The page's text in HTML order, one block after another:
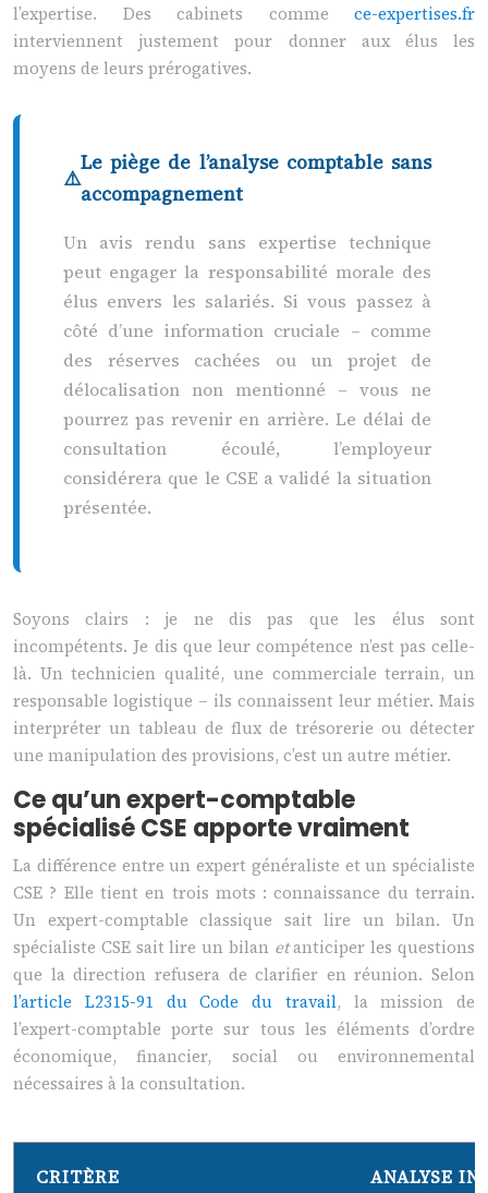
l’expertise. Des cabinets comme ce-expertises.fr
interviennent justement pour donner aux élus les
moyens de leurs prérogatives.
Le piège de l’analyse comptable sans
accompagnement
Un avis rendu sans expertise technique
peut engager la responsabilité morale des
élus envers les salariés. Si vous passez à
côté d’une information cruciale – comme
des réserves cachées ou un projet de
délocalisation non mentionné – vous ne
pourrez pas revenir en arrière. Le délai de
consultation écoulé, l’employeur
considérera que le CSE a validé la situation
présentée.
Soyons clairs : je ne dis pas que les élus sont
incompétents. Je dis que leur compétence n’est pas celle-
là. Un technicien qualité, une commerciale terrain, un
responsable logistique – ils connaissent leur métier. Mais
interpréter un tableau de flux de trésorerie ou détecter
une manipulation des provisions, c’est un autre métier.
Ce qu’un expert-comptable
spécialisé CSE apporte vraiment
La différence entre un expert généraliste et un spécialiste
CSE ? Elle tient en trois mots : connaissance du terrain.
Un expert-comptable classique sait lire un bilan. Un
spécialiste CSE sait lire un bilan etanticiper les questions
que la direction refusera de clarifier en réunion. Selon
l’article L2315-91 du Code du travail, la mission de
l’expert-comptable porte sur tous les éléments d’ordre
économique, financier, social ou environnemental
nécessaires à la consultation.
CRITÈRE ANALYSE